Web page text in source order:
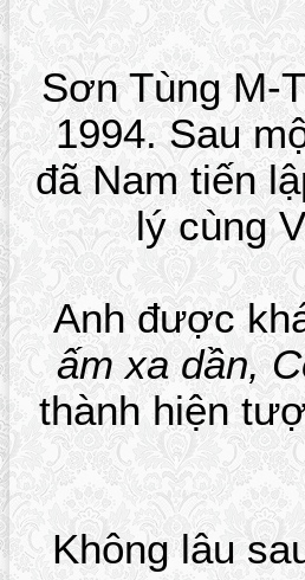
Sơn Tùng M-
1994. Sau
đã Nam tiến
lý cùng
Anh được
ấm xa dần,
thành hiện
Không lâu